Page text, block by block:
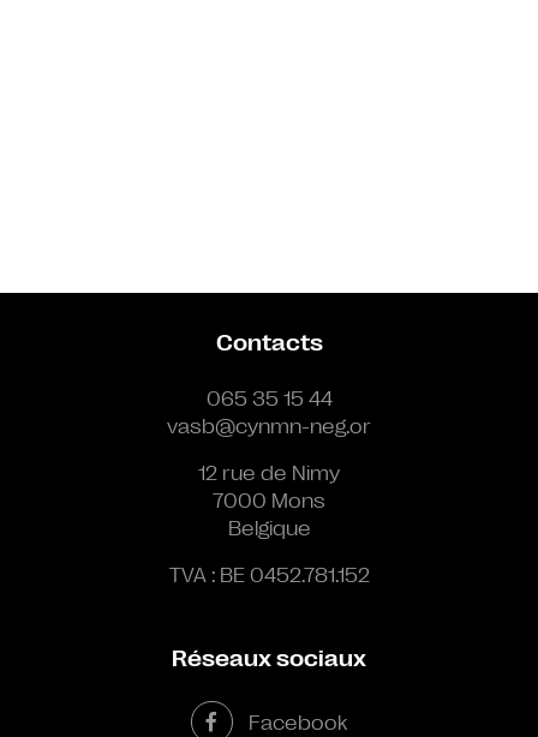
Contacts
065 35 15 44
vasb@cynmn-neg.or
12 rue de Nimy
7000 Mons
Belgique
TVA : BE 0452.781.152
Réseaux sociaux
Facebook